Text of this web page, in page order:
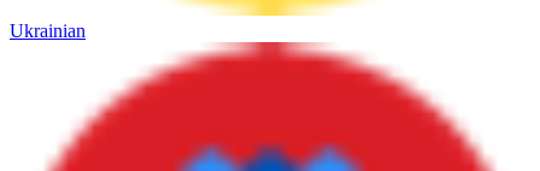
Ukrainian